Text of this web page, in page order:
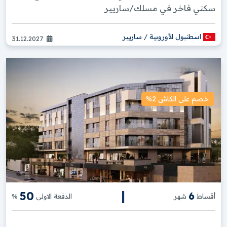
تواصل معنا الآن لمعرفة المزيد عن خدماتنا
وكيف يمكننا مساعدتك في تحقيق أهدافك
العقارية.
الأسئلة الشائعة: مشاريع عقارية بأسعار
تنافسية | فرص سكن واستثمار مميزة
أين يمكنني حجز شقق ما قبل الإطلاق في إسطنبول
قبل فتح المبيعات العامة؟ ؟
ما الذي يجعل مشاريع البناء الجديدة في تركيا جذابة
للمشترين الأجانب في الوقت الحالي؟ ؟
كيف يعمل شراء العقارات قيد الإنشاء في تركيا
مقارنة بالمنزل الجاهز؟ ؟
سكني فاخر في مسلك/ساريير
اسطنبول الأوروبية / ساريير 31.12.2027
خصم على الكاش 2%
أقساط 6 شهر | الدفعة الاولى 50
%